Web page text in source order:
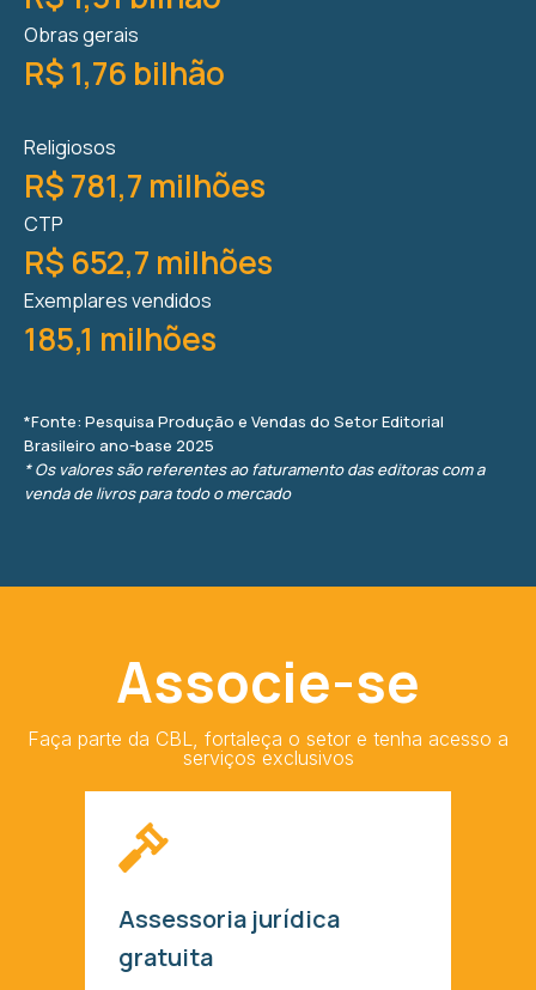
Obras gerais
R$ 1,76 bilhão
Religiosos
R$ 781,7 milhões
CTP
R$ 652,7 milhões
Exemplares vendidos
185,1 milhões
*Fonte: Pesquisa Produção e Vendas do Setor Editorial
Brasileiro ano-base 2025
* Os valores são referentes ao faturamento das editoras com a
venda de livros para todo o mercado
Associe-se
Faça parte da CBL, fortaleça o setor e tenha acesso a
serviços exclusivos
Assessoria jurídica
gratuita